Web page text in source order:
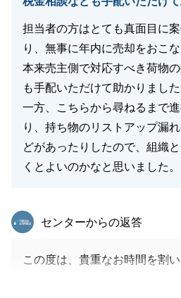
担当者の方はとても真面目に
り、無事に年内に売却をおこ
本来売主側で対応すべき荷物
も手配いただけて助かりました
一方、こちらから尋ねるまで
り、持ち物のリストアップ漏
どがあったりしたので、組織
くとよいのかなと思いました。
東急リバブル
センターからの返答
この度は、貴重なお時間を割